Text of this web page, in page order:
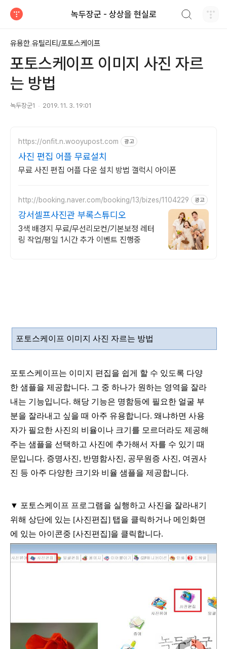
녹두장군 - 상상을 현실로
유용한 유틸리티/포토스케이프
포토스케이프 이미지 사진 자르
는 방법
녹두장군1 2019. 11. 3. 19:01
https://onfit.n.wooyupost.com 광고
사진 편집 어플 무료설치
무료 사진 편집 어플 다운 설치 방법 갤럭시 아이폰
http://booking.naver.com/booking/13/bizes/1104229 광고
강서셀프사진관 부록스튜디오
3색 배경지 무료/무선리모컨/기본보정 레터
링 작업/평일 1시간 추가 이벤트 진행중
포토스케이프 이미지 사진 자르는 방법
포토스케이프는 이미지 편집을 쉽게 할 수 있도록 다양
한 샘플을 제공합니다. 그 중 하나가 원하는 영역을 잘라
내는 기능입니다. 해당 기능은 명함등에 필요한 얼굴 부
분을 잘라내고 싶을 때 아주 유용합니다. 왜냐하면 사용
자가 필요한 사진의 비율이나 크기를 모르더라도 제공해
주는 샘플을 선택하고 사진에 추가해서 자를 수 있기 때
문입니다. 증명사진, 반명함사진, 공무원증 사진, 여권사
진 등 아주 다양한 크기와 비율 샘플을 제공합니다.
▼ 포토스케이프 프로그램을 실행하고 사진을 잘라내기
위해 상단에 있는 [사진편집] 탭을 클릭하거나 메인화면
에 있는 아이콘중 [사진편집]을 클릭합니다.